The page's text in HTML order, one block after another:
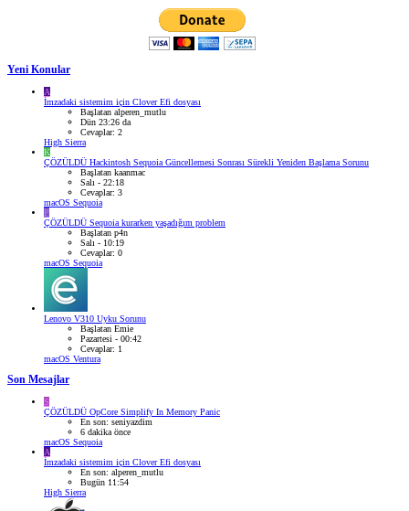
Yeni Konular
A
İmzadaki sistemim için Clover Efi dosyası
Başlatan alperen_mutlu
Dün 23:26 da
Cevaplar: 2
High Sierra
K
ÇÖZÜLDÜ Hackintosh Sequoia Güncellemesi Sonrası Sürekli Yeniden Başlama Sorunu
Başlatan kaanmac
Salı - 22:18
Cevaplar: 3
macOS Sequoia
P
ÇÖZÜLDÜ Sequoia kurarken yaşadığım problem
Başlatan p4n
Salı - 10:19
Cevaplar: 0
macOS Sequoia
Lenovo V310 Uyku Sorunu
Başlatan Emie
Pazartesi - 00:42
Cevaplar: 1
macOS Ventura
Son Mesajlar
S
ÇÖZÜLDÜ OpCore Simplify In Memory Panic
En son: seniyazdim
6 dakika önce
macOS Sequoia
A
İmzadaki sistemim için Clover Efi dosyası
En son: alperen_mutlu
Bugün 11:54
High Sierra